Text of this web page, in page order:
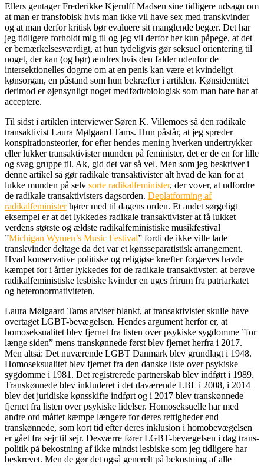
Ellers gentager Frederikke Kjerulff Madsen sine tidligere udsagn om
at man er transfobisk hvis man ikke vil have sex med transkvinder
og at man derfor kritisk bør evaluere sit manglende begær. Det har
jeg tidligere forholdt mig til og jeg vil derfor her kun påpege, at det
er bemærkelsesværdigt, at hun tydeligvis gør seksuel orientering til
noget, der kan (og bør) ændres hvis den falder udenfor de
intersektionelles dogme om at en penis kan være et kvindeligt
kønsorgan, en påstand som hun bekræfter i artiklen. Kønsidentitet
derimod er øjensynligt noget medfødt/biologisk som man bare har at
acceptere.
Til sidst i artiklen interviewer Søren K. Villemoes så den radikale
transaktivist Laura Mølgaard Tams. Hun påstår, at jeg spreder
konspirationsteorier, for efter hendes mening hverken undertrykker
eller lukker transaktivister munden på feminister, det er de en for lille
og svag gruppe til. Ak, gid det var så vel. Men som jeg beskriver i
denne artikel så gør radikale transaktivister alt hvad de kan for at
lukke munden på selv sorte radikalfeminister, der vover, at udfordre
de radikale transaktivisters dagsorden. Deplatforming af
radikalfeministerhører med til dagens orden. Et andet sørgeligt
eksempel er at det lykkedes radikale transaktivister at få lukket
verdens største og ældste radikalfeministiske musikfestival
”Michigan Wymen’s Music Festival” fordi de ikke ville lade
transkvinder deltage da det var et kønsseparatistisk arrangement.
Hvad konservative politiske og religiøse kræfter forgæves havde
kæmpet for i årtier lykkedes for de radikale transaktivster: at berøve
radikalfeministiske lesbiske kvinder en uges frirum fra patriarkatet
og heteronormativiteten.
Laura Mølgaard Tams afviser blankt, at transaktivister skulle have
overtaget LGBT-bevægelsen. Hendes argument herfor er, at
homoseksualitet blev fjernet fra listen over psykiske sygdomme ”for
længe siden” mens transkønnede først blev fjernet herfra i 2017.
Men altså: Det nuværende LGBT Danmark blev grundlagt i 1948.
Homoseksualitet blev fjernet fra den danske liste over psykiske
sygdomme i 1981. Det registrerede partnerskab blev indført i 1989.
Transkønnede blev inkluderet i det daværende LBL i 2008, i 2014
blev det juridiske kønsskifte indført og i 2017 blev transkønnede
fjernet fra listen over psykiske lidelser. Homoseksuelle har med
andre ord måttet kæmpe længere for deres rettigheder end
transkønnede, som kort tid efter deres inklusion i homobevægelsen
er gået fra sejr til sejr. Desværre fører LGBT-bevægelsen i dag trans-
politik på bekostning af ikke mindst lesbiske som jeg tidligere har
beskrevet. Men de gør det også generelt på bekostning af alle